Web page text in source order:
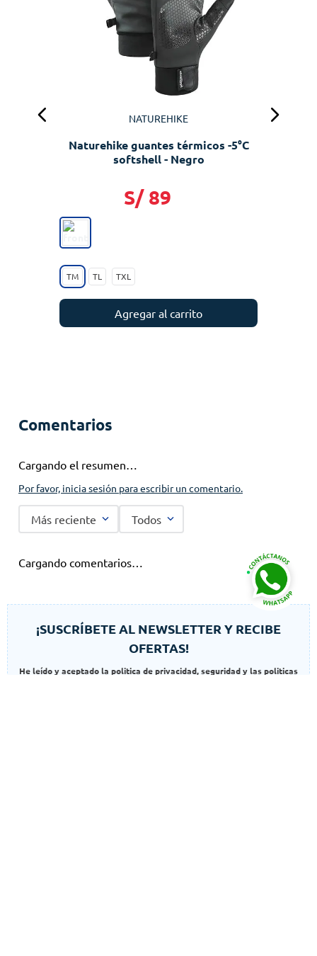
NATUREHIKE
Naturehike guantes térmicos -5°C
softshell - Negro
S/ 89
TM TL TXL
Agregar al carrito
Comentarios
Cargando el resumen…
Por favor, inicia sesión para escribir un comentario.
Más reciente Todos
Cargando comentarios…
¡SUSCRÍBETE AL NEWSLETTER Y RECIBE
OFERTAS!
He leído y aceptado la politica de privacidad, seguridad y las politicas